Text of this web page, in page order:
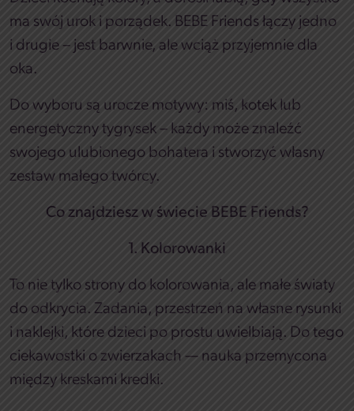
ma swój urok i porządek. BEBE Friends łączy jedno
i drugie – jest barwnie, ale wciąż przyjemnie dla
oka.
Do wyboru są urocze motywy: miś, kotek lub
energetyczny tygrysek – każdy może znaleźć
swojego ulubionego bohatera i stworzyć własny
zestaw małego twórcy.
Co znajdziesz w świecie BEBE Friends?
1. Kolorowanki
To nie tylko strony do kolorowania, ale małe światy
do odkrycia. Zadania, przestrzeń na własne rysunki
i naklejki, które dzieci po prostu uwielbiają. Do tego
ciekawostki o zwierzakach — nauka przemycona
między kreskami kredki.